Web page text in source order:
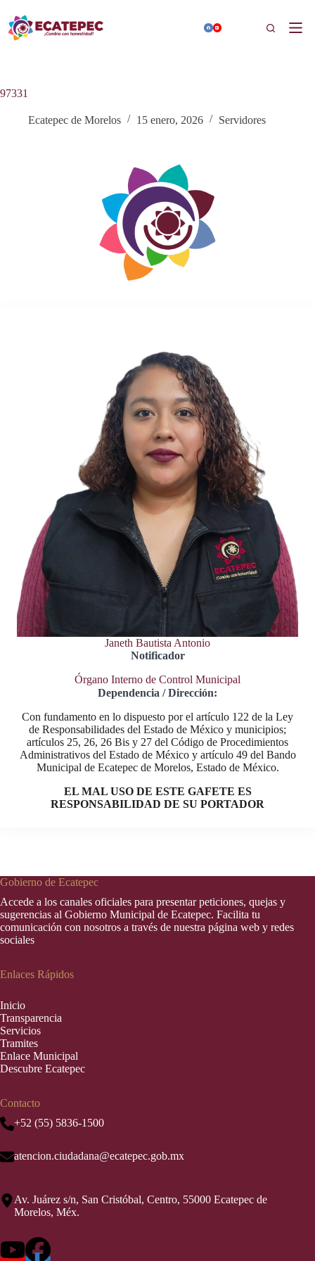
contenido
Buscar
97331
Ecatepec de Morelos 15 enero, 2026 Servidores
Janeth Bautista Antonio
Notificador
Órgano Interno de Control Municipal
Dependencia / Dirección:
Con fundamento en lo dispuesto por el artículo 122 de la Ley
de Responsabilidades del Estado de México y municipios;
artículos 25, 26, 26 Bis y 27 del Código de Procedimientos
Administrativos del Estado de México y artículo 49 del Bando
Municipal de Ecatepec de Morelos, Estado de México.
EL MAL USO DE ESTE GAFETE ES
RESPONSABILIDAD DE SU PORTADOR
Gobierno de Ecatepec
Accede a los canales oficiales para presentar peticiones, quejas y
sugerencias al Gobierno Municipal de Ecatepec. Facilita tu
comunicación con nosotros a través de nuestra página web y redes
sociales
Enlaces Rápidos
Inicio
Transparencia
Servicios
Tramites
Enlace Municipal
Descubre Ecatepec
Contacto
+52 (55) 5836-1500
atencion.ciudadana@ecatepec.gob.mx
Av. Juárez s/n, San Cristóbal, Centro, 55000 Ecatepec de
Morelos, Méx.